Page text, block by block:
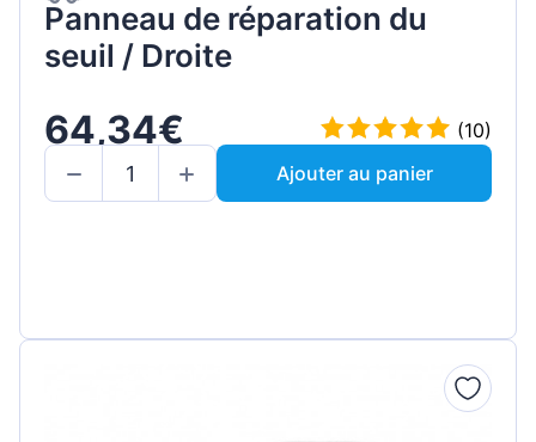
Panneau de réparation du
seuil / Droite
64,34€
(10)
Ajouter au panier